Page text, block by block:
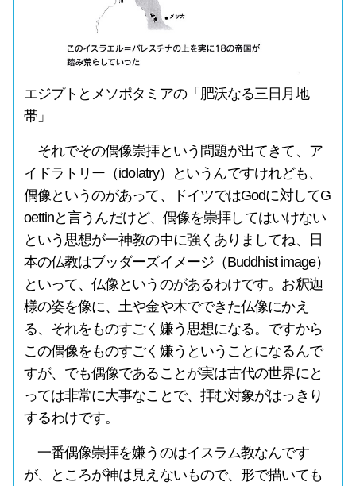
エジプトとメソポタミアの「肥沃なる三日月地
帯」
それでその偶像崇拝という問題が出てきて、ア
イドラトリー（idolatry）というんですけれども、
偶像というのがあって、ドイツではGodに対してG
oettinと言うんだけど、偶像を崇拝してはいけない
という思想が一神教の中に強くありましてね、日
本の仏教はブッダーズイメージ（Buddhist image）
といって、仏像というのがあるわけです。お釈迦
様の姿を像に、土や金や木でできた仏像にかえ
る、それをものすごく嫌う思想になる。ですから
この偶像をものすごく嫌うということになるんで
すが、でも偶像であることが実は古代の世界にと
っては非常に大事なことで、拝む対象がはっきり
するわけです。
一番偶像崇拝を嫌うのはイスラム教なんです
が、ところが神は見えないもので、形で描いても